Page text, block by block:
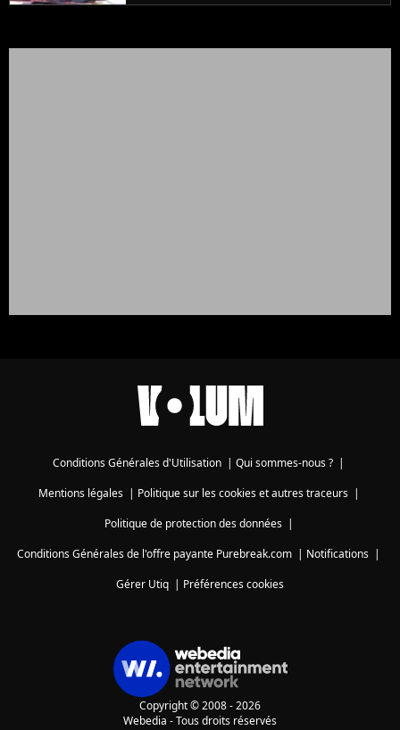
Conditions Générales d'Utilisation | Qui sommes-nous ? |
Mentions légales| Politique sur les cookies et autres traceurs|
Politique de protection des données|
Conditions Générales de l'offre payante Purebreak.com | Notifications |
Gérer Utiq | Préférences cookies
Copyright © 2008 - 2026
Webedia - Tous droits réservés